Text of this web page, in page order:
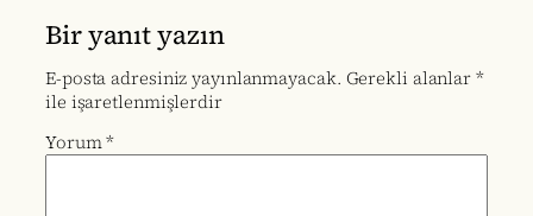
Bir yanıt yazın
E-posta adresiniz yayınlanmayacak. Gerekli alanlar *
ile işaretlenmişlerdir
Yorum*